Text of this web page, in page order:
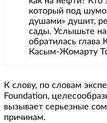
который под
душами» душит,
сады. Услышьте
обратилась
Касым-Жомарту
К слову, по словам
Foundation,
вызывает серьезные
причинам.